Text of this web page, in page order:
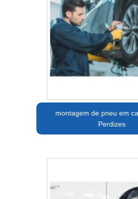
montagem de pneu em
Perdizes